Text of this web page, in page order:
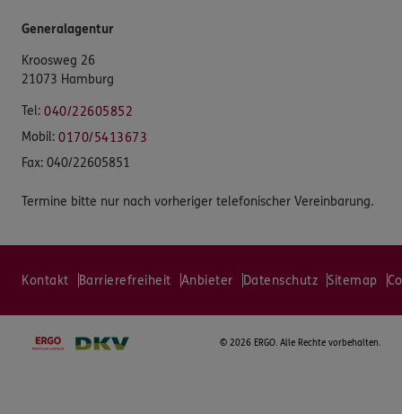
Generalagentur
Kroosweg 26
21073 Hamburg
Tel: 040/22605852
Mobil: 0170/5413673
Fax: 040/22605851
Termine bitte nur nach vorheriger telefonischer Vereinbarung.
Kontakt Barrierefreiheit Anbieter Datenschutz Sitemap
© 2026 ERGO. Alle Rechte vorbehalten.